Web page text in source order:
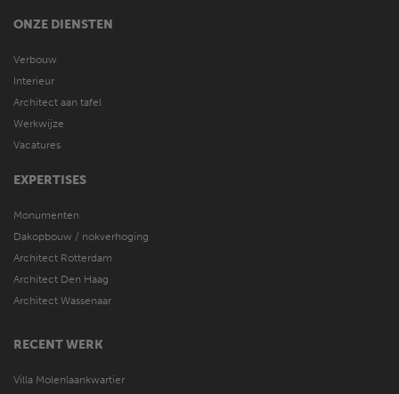
ONZE DIENSTEN
Verbouw
Interieur
Architect aan tafel
Werkwijze
Vacatures
EXPERTISES
Monumenten
Dakopbouw / nokverhoging
Architect Rotterdam
Architect Den Haag
Architect Wassenaar
RECENT WERK
Villa Molenlaankwartier